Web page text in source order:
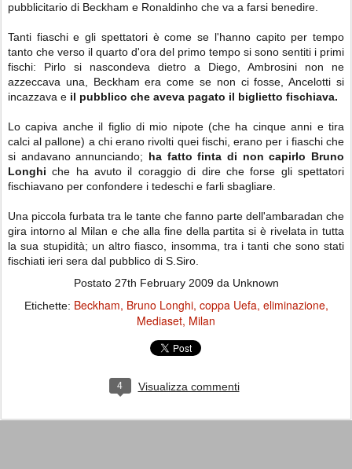
pubblicitario di Beckham e Ronaldinho che va a farsi benedire.
Tanti fiaschi e gli spettatori è come se l'hanno capito per tempo
tanto che verso il quarto d'ora del primo tempo si sono sentiti i primi
fischi: Pirlo si nascondeva dietro a Diego, Ambrosini non ne
azzeccava una, Beckham era come se non ci fosse, Ancelotti si
incazzava e il pubblico che aveva pagato il biglietto fischiava.
Lo capiva anche il figlio di mio nipote (che ha cinque anni e tira
calci al pallone) a chi erano rivolti quei fischi, erano per i fiaschi che
si andavano annunciando; ha fatto finta di non capirlo Bruno
Longhi che ha avuto il coraggio di dire che forse gli spettatori
fischiavano per confondere i tedeschi e farli sbagliare.
Una piccola furbata tra le tante che fanno parte dell'ambaradan che
gira intorno al Milan e che alla fine della partita si è rivelata in tutta
la sua stupidità; un altro fiasco, insomma, tra i tanti che sono stati
fischiati ieri sera dal pubblico di S.Siro.
Postato 27th February 2009da Unknown
Etichette: Beckham Bruno Longhi coppa Uefa eliminazione
Mediaset Milan
4 Visualizza commenti